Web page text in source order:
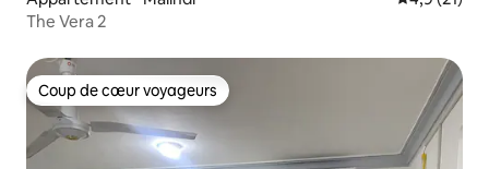
The Vera 2
Coup de cœur voyageurs
Coup de cœur voyageurs